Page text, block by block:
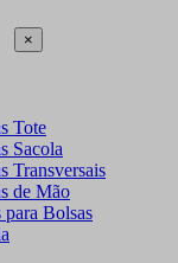
×
Tote
Sacola
Transversais
de Mão
para Bolsas